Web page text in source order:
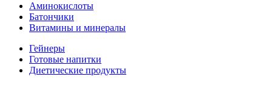
Аминокислоты
Батончики
Витамины и минералы
Гейнеры
Готовые напитки
Диетические продукты